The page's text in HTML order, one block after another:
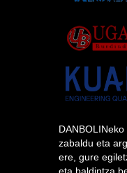
zabaldu eta
ere, gure